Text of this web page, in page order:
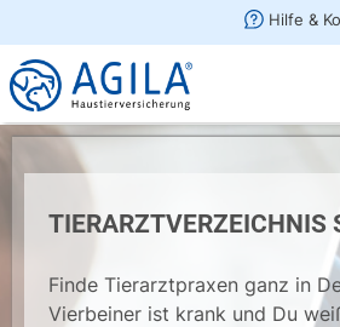
TIERARZTVERZEICHNIS
Finde Tierarztpraxen ganz in
Vierbeiner ist krank und Du
×
AGILA Kunden-App
Gratis - Im Play Store laden